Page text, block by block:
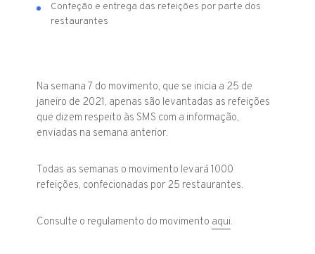
Confeção e entrega das refeições por parte dos
restaurantes
Na semana 7 do movimento, que se inicia a 25 de
janeiro de 2021, apenas são levantadas as refeições
que dizem respeito às SMS com a informação,
enviadas na semana anterior.
Todas as semanas o movimento levará 1000
refeições, confecionadas por 25 restaurantes.
Consulte o regulamento do movimento aqui.